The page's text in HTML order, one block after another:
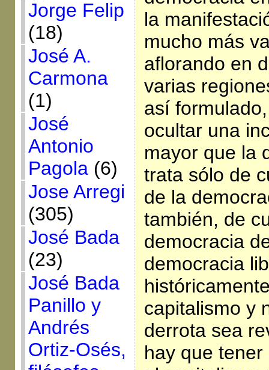
Jorge Felip
(18)
José A.
Carmona
(1)
José
Antonio
Pagola(6)
Jose Arregi
(305)
José Bada
(23)
José Bada
Panillo y
Andrés
Ortiz-Osés,
la
mucho más
aflorando en
varias
así
ocultar una
mayor que la
trata sólo de
de la
también, de
democracia
democracia
capitalismo y
derrota sea
hay que